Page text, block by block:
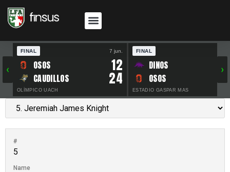
‹
FINAL 7 jun.
OSOS 12
CAUDILLOS 24
OLÍMPICO UACH
FINAL
DINOS
OSOS
ESTADIO GASPAR MAS
›
#
5
Name